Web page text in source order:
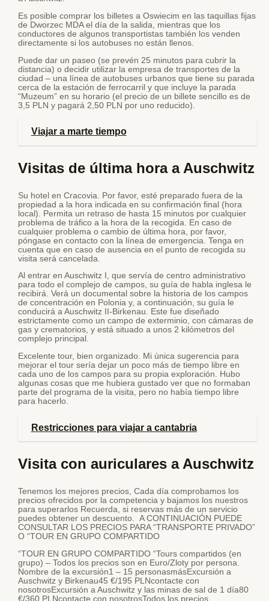
Es posible comprar los billetes a Oswiecim en las taquillas fijas
de Dworzec MDA el día de la salida, mientras que los
conductores de algunos transportistas también los venden
directamente si los autobuses no están llenos.
Puede dar un paseo (se prevén 25 minutos para cubrir la
distancia) o decidir utilizar la empresa de transportes de la
ciudad – una línea de autobuses urbanos que tiene su parada
cerca de la estación de ferrocarril y que incluye la parada
“Muzeum” en su horario (el precio de un billete sencillo es de
3,5 PLN y pagará 2,50 PLN por uno reducido).
Viajar a marte tiempo
Visitas de última hora a Auschwitz
Su hotel en Cracovia. Por favor, esté preparado fuera de la
propiedad a la hora indicada en su confirmación final (hora
local). Permita un retraso de hasta 15 minutos por cualquier
problema de tráfico a la hora de la recogida. En caso de
cualquier problema o cambio de última hora, por favor,
póngase en contacto con la línea de emergencia. Tenga en
cuenta que en caso de ausencia en el punto de recogida su
visita será cancelada.
Al entrar en Auschwitz I, que servía de centro administrativo
para todo el complejo de campos, su guía de habla inglesa le
recibirá. Verá un documental sobre la historia de los campos
de concentración en Polonia y, a continuación, su guía le
conducirá a Auschwitz II-Birkenau. Este fue diseñado
estrictamente como un campo de exterminio, con cámaras de
gas y crematorios, y está situado a unos 2 kilómetros del
complejo principal.
Excelente tour, bien organizado. Mi única sugerencia para
mejorar el tour sería dejar un poco más de tiempo libre en
cada uno de los campos para su propia exploración. Hubo
algunas cosas que me hubiera gustado ver que no formaban
parte del programa de la visita, pero no había tiempo libre
para hacerlo.
Restricciones para viajar a cantabria
Visita con auriculares a Auschwitz
Tenemos los mejores precios, Cada día comprobamos los
precios ofrecidos por la competencia y bajamos los nuestros
para superarlos Recuerda, si reservas más de un servicio
puedes obtener un descuento. A CONTINUACIÓN PUEDE
CONSULTAR LOS PRECIOS PARA “TRANSPORTE PRIVADO”
O “TOUR EN GRUPO COMPARTIDO
“TOUR EN GRUPO COMPARTIDO “Tours compartidos (en
grupo) – Todos los precios son en Euro/Zloty por persona.
Nombre de la excursión1 – 15 personasmásExcursión a
Auschwitz y Birkenau45 €/195 PLNcontacte con
nosotrosExcursión a Auschwitz y las minas de sal de 1 día80
€/360 PLNcontacte con nosotrosTodos los precios